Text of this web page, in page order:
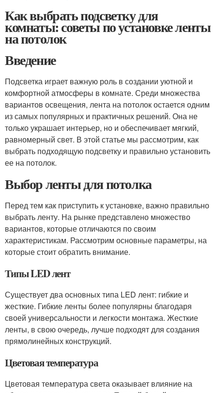
Как выбрать подсветку для
комнаты: советы по установке ленты
на потолок
Введение
Подсветка играет важную роль в создании уютной и
комфортной атмосферы в комнате. Среди множества
вариантов освещения, лента на потолок остается одним
из самых популярных и практичных решений. Она не
только украшает интерьер, но и обеспечивает мягкий,
равномерный свет. В этой статье мы рассмотрим, как
выбрать подходящую подсветку и правильно установить
ее на потолок.
Выбор ленты для потолка
Перед тем как приступить к установке, важно правильно
выбрать ленту. На рынке представлено множество
вариантов, которые отличаются по своим
характеристикам. Рассмотрим основные параметры, на
которые стоит обратить внимание.
Типы LED лент
Существует два основных типа LED лент: гибкие и
жесткие. Гибкие ленты более популярны благодаря
своей универсальности и легкости монтажа. Жесткие
ленты, в свою очередь, лучше подходят для создания
прямолинейных конструкций.
Цветовая температура
Цветовая температура света оказывает влияние на